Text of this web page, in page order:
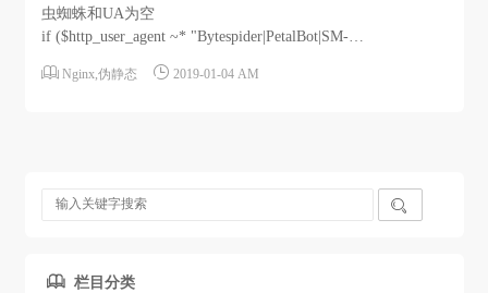
虫蜘蛛和UA为空
if ($http_user_agent ~* "Bytespider|PetalBot|SM-
 Nginx 伪静态  2019-01-04 AM

 栏目分类